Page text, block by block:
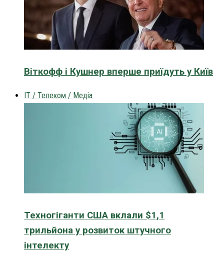
Віткофф і Кушнер вперше приїдуть у Київ
IT / Телеком / Медіа
Техногіганти США вклали $1,1
трильйона у розвиток штучного
інтелекту